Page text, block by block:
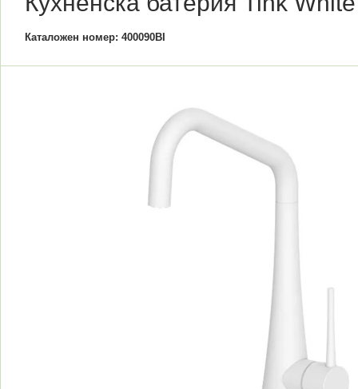
Каталожен номер: 400090BI